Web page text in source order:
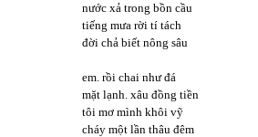
nước xả trong bồn cầu
tiếng mưa rời tí tách
đời chả biết nông sâu
em. rồi chai như đá
mặt lạnh. xâu đồng tiền
tôi mơ mình khôi vỹ
cháy một lần thâu đêm